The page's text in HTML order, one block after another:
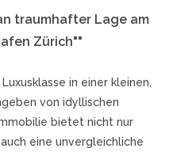
traumhafter Lage am
Zürich""
in einer kleinen,
von idyllischen
bietet nicht nur
eine unvergleichliche